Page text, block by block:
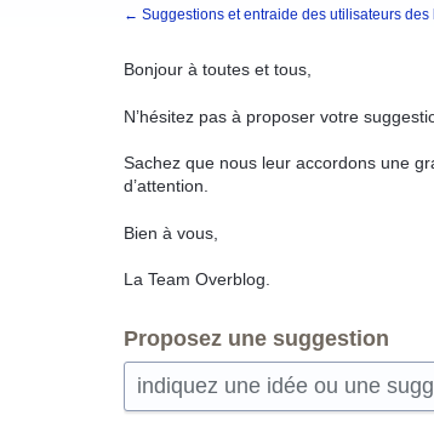
← Suggestions et entraide des utilisateurs
Bonjour à toutes et tous,
N’hésitez pas à proposer votre
Sachez que nous leur accordons une
d’attention.
Bien à vous,
La Team Overblog.
Proposez une suggestion
indiquez une idée ou une